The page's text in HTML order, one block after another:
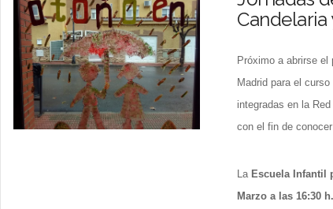
Candelaria
Próximo a abrirse
Madrid para el
integradas en la
con el fin de
La Escuela Infantil
Marzo a las 16:30 h.